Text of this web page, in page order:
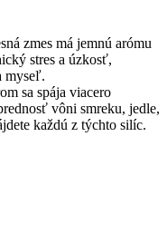
zmes má jemnú arómu
stres a úzkosť,
myseľ.
sa spája viacero
vôni smreku, jedle,
každú z týchto silíc.